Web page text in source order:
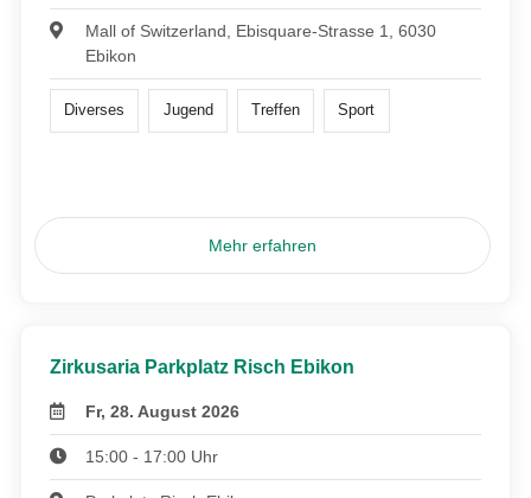
Mall of Switzerland, Ebisquare-Strasse 1, 6030
Ebikon
Diverses Jugend Treffen Sport
Mehr erfahren
Zirkusaria Parkplatz Risch Ebikon
Fr, 28. August 2026
15:00 - 17:00 Uhr